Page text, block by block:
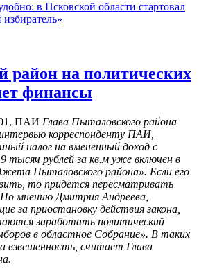
в Псковской области стартовал
район на политических
финансы
ПАИ Глава Пыталовского района
корреспонденту ПАИ,
налог на вмененный доход с
тысяч рублей за кв.м уже включен в
Пыталовского района». Если его
то придется пересматривать
мнению Дмитрия Андреева,
за приостановку действия закона,
заработать политический
в областное Собрание». В таких
взвешенность, считает Глава